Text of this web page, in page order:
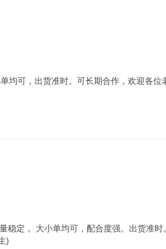
均可，出货准时。可长期合作，欢迎各位
稳定， 大小单均可，配合度强。出货准时
)